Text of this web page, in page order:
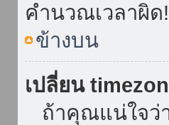
คำนวณเวลาผิด!
ข้างบน
เปลี่ยน
ถ้าคุณแน่ใจว่า